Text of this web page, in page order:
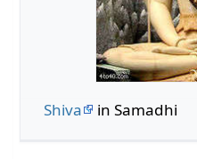
Shiva in Samadhi